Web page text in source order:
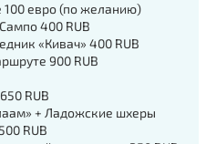
100 евро (по желанию)
400 RUB
«Кивач» 400 RUB
900 RUB
RUB
+ Ладожские шхеры
RUB